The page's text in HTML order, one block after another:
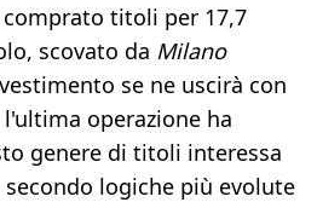
titoli per 17,7
scovato da Milano
se ne uscirà con
operazione ha
genere di titoli interessa
logiche più evolute